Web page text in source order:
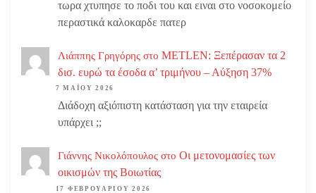
τωρα χτυπησε το ποδι του και ειναι στο νοσοκομείο
περαστικά καλοκαρδε πατερ
Λιάππης Γρηγόρης στο METLEN: Ξεπέρασαν τα 2
δισ. ευρώ τα έσοδα α’ τριμήνου – Αύξηση 37%
7 ΜΑΪ́ΟΥ 2026
Διάδοχη αξιόπιστη κατάσταση για την εταιρεία
υπάρχει ;;
Γιάννης Νικολόπουλος στο Οι μετονομασίες των
οικισμών της Βοιωτίας
17 ΦΕΒΡΟΥΑΡΊΟΥ 2026